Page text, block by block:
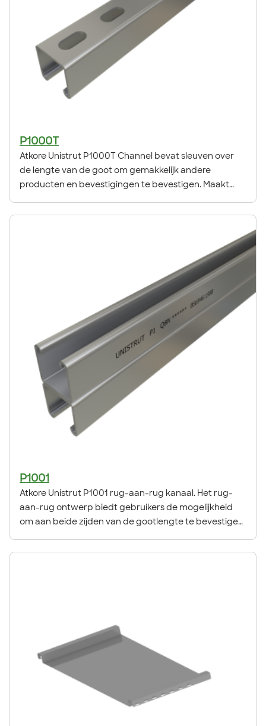
P1000T
Atkore Unistrut P1000T Channel bevat sleuven over
de lengte van de goot om gemakkelijk andere
producten en bevestigingen te bevestigen. Maakt
System, dat 100% herbruikbaar is dankzij de
P1001
Atkore Unistrut P1001 rug-aan-rug kanaal. Het rug-
aan-rug ontwerp biedt gebruikers de mogelijkheid
om aan beide zijden van de gootlengte te bevestigen.
System, dat 100% herbruikbaar is dankzij de